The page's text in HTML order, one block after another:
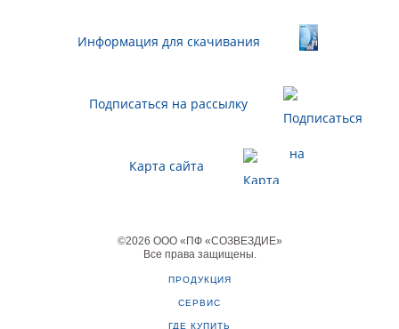
Информация для скачивания
Подписаться на рассылку
Карта сайта
©2026 ООО «ПФ «СОЗВЕЗДИЕ»
Все права защищены
ПРОДУКЦИЯ
СЕРВИС
ГДЕ КУПИТЬ